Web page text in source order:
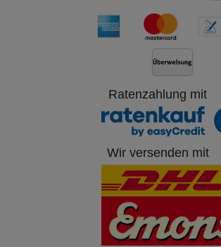
Ratenzahlung mit
Wir versenden mit